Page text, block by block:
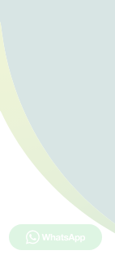
לחץ כאן